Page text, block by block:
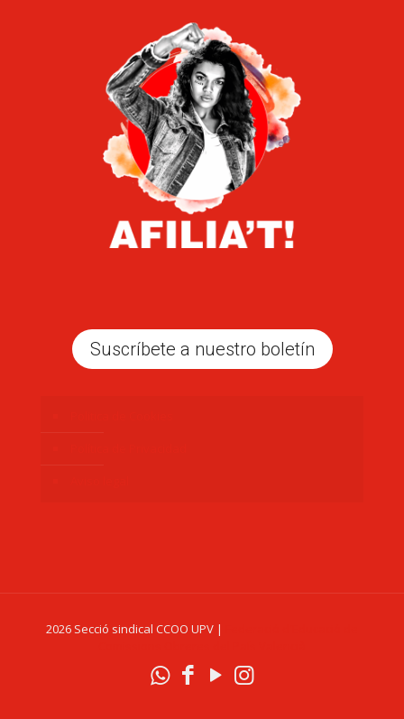
Suscríbete a nuestro boletín
2026 Secció sindical CCOO UPV |